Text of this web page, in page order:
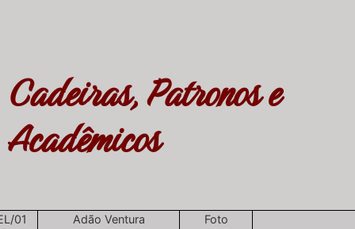
Cadeiras, Patronos e
Acadêmicos
01 Adão Ventura Foto